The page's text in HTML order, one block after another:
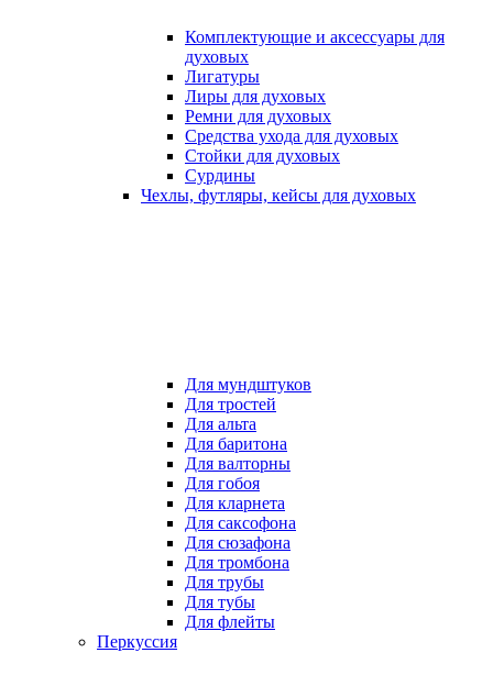
Комплектующие и аксессуары для
духовых
Лигатуры
Лиры для духовых
Ремни для духовых
Средства ухода для духовых
Стойки для духовых
Сурдины
Чехлы, футляры, кейсы для духовых
Для мундштуков
Для тростей
Для альта
Для баритона
Для валторны
Для гобоя
Для кларнета
Для саксофона
Для сюзафона
Для тромбона
Для трубы
Для тубы
Для флейты
Перкуссия